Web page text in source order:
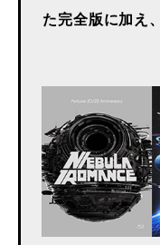
た完全版に加え